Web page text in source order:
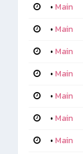
• Main
• Main
• Main
• Main
• Main
• Main
• Main